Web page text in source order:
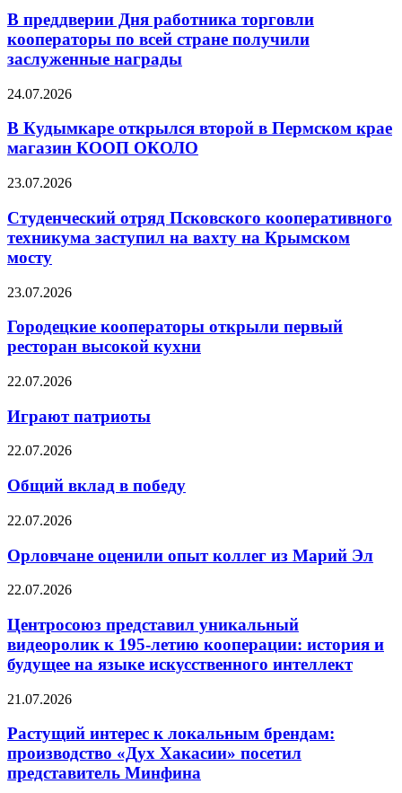
В преддверии Дня работника торговли
кооператоры по всей стране получили
заслуженные награды
24.07.2026
В Кудымкаре открылся второй в Пермском крае
магазин КООП ОКОЛО
23.07.2026
Студенческий отряд Псковского кооперативного
техникума заступил на вахту на Крымском
мосту
23.07.2026
Городецкие кооператоры открыли первый
ресторан высокой кухни
22.07.2026
Играют патриоты
22.07.2026
Общий вклад в победу
22.07.2026
Орловчане оценили опыт коллег из Марий Эл
22.07.2026
Центросоюз представил уникальный
видеоролик к 195-летию кооперации: история и
будущее на языке искусственного интеллект
21.07.2026
Растущий интерес к локальным брендам:
производство «Дух Хакасии» посетил
представитель Минфина